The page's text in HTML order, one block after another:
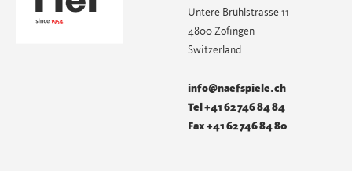
Untere Brühlstrasse 11
4800 Zofingen
Switzerland
info@naefspiele.ch
Tel +41 62 746 84 84
Fax +41 62 746 84 80